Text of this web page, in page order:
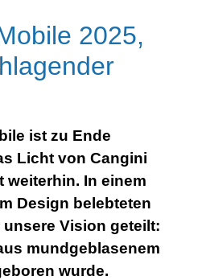
2025,
ist zu Ende
Licht von Cangini
weiterhin. In einem
Design belebteten
Vision geteilt:
mundgeblasenem
wurde.